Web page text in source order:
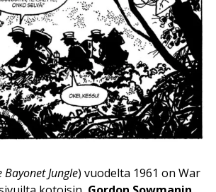
Bayonet Jungle) vuodelta 1961 on War